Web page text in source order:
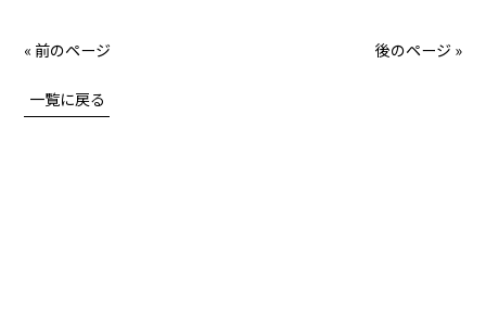
« 前のページ 後のページ »
一覧に戻る